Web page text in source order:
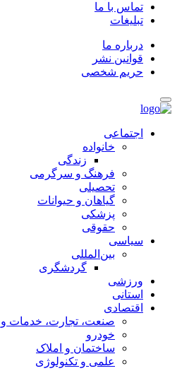
تماس با ما
تبلیغات
درباره ما
قوانین نشر
حریم شخصی
اجتماعی
خانواده
زندگی
فرهنگ و سرگرمی
تحصیلی
گیاهان و حیوانات
پزشکی
حقوقی
سیاسی
بین‌المللی
گردشگری
ورزشی
استانی
اقتصادی
صنعت، تجارت، خدمات و
خودرو
ساختمان و املاک
علمی و تکنولوژی